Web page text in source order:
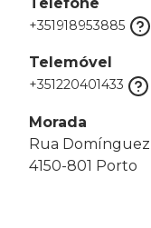
+351918953885
Telemóvel
+351220401433
Morada
Rua Domínguez
4150-801 Porto